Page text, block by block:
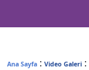
Ana Sayfa : Video Galeri :